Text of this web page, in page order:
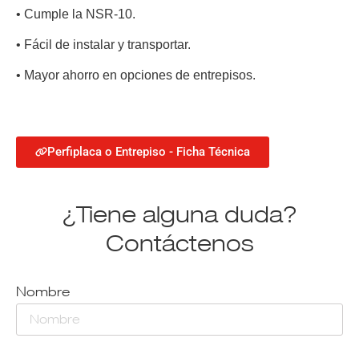
• Cumple la NSR-10.
• Fácil de instalar y transportar.
• Mayor ahorro en opciones de entrepisos.
Perfiplaca o Entrepiso - Ficha Técnica
¿Tiene alguna duda?
Contáctenos
Nombre